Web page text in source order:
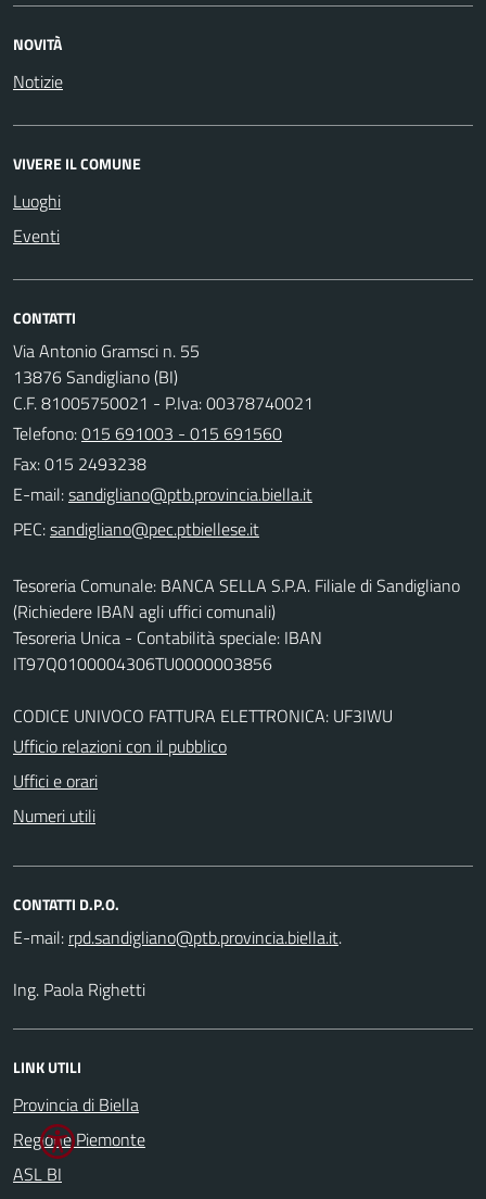
NOVITÀ
Notizie
VIVERE IL COMUNE
Luoghi
Eventi
CONTATTI
Via Antonio Gramsci n. 55
13876 Sandigliano (BI)
C.F. 81005750021 - P.Iva: 00378740021
Telefono:015 691003 - 015 691560
Fax: 015 2493238
E-mail:
PEC:
Tesoreria Comunale: BANCA SELLA S.P.A. Filiale di Sandigliano
(Richiedere IBAN agli uffici comunali)
Tesoreria Unica - Contabilità speciale: IBAN
IT97Q0100004306TU0000003856
CODICE UNIVOCO FATTURA ELETTRONICA: UF3IWU
Ufficio relazioni con il pubblico
Uffici e orari
Numeri utili
CONTATTI D.P.O.
E-mail:
.
Ing. Paola Righetti
LINK UTILI
Provincia di Biella
Regione Piemonte
ASL BI